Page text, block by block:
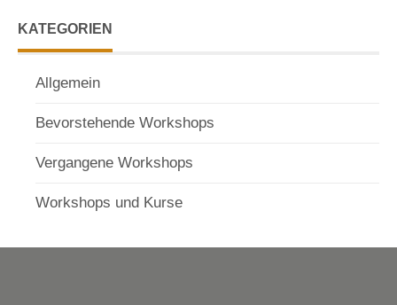
KATEGORIEN
Allgemein
Bevorstehende Workshops
Vergangene Workshops
Workshops und Kurse